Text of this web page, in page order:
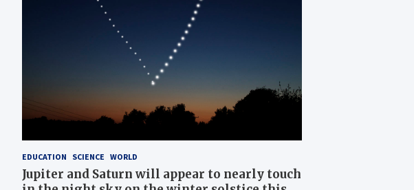
EDUCATION SCIENCE WORLD
Jupiter and Saturn will appear to nearly touch